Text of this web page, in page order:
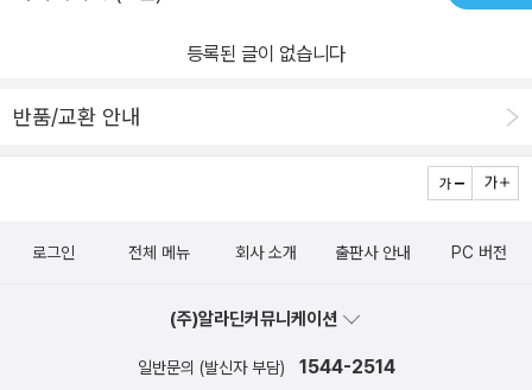
을 아이의 눈높이에서 이렇게도 잘 헤아려 줄 수 있다니 말이죠.​하지
만 [초대받은 아이들]의 반전은 여기서 끝이 아니었습니다.​​성모가 민
을 보려다가 그만 민서의 선물은 찢어지고 맙니다. 그 런 정성스런 선
정 자신의 가치를 알아주는 사람이 진정한 친구라는 것을 깨닫게 됩
되고 선물의 가치를 알아주고 민서와 정말 잘 맞는 기영이라는 친구
었을까 생각해 봅니다.화려하고 멋지고 사람들이 많이 모이는 쪽이
못하고 너무 조용한 것 같고, 혼자만의 시간을 즐기는 것이 걱정인가
등록된 글이 없습니다
반품/교환 안내
로그인 전체 메뉴 회사 소개 출판사 안내 PC 버전
(주)알라딘커뮤니케이션
일반문의 (발신자 부담) 1544-2514